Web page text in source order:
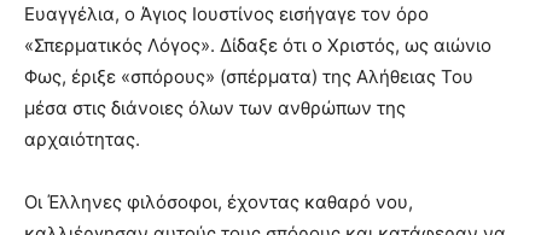
Ευαγγέλια, ο Άγιος Ιουστίνος εισήγαγε τον όρο
«Σπερματικός Λόγος». Δίδαξε ότι ο Χριστός, ως αιώνιο
Φως, έριξε «σπόρους» (σπέρματα) της Αλήθειας Του
μέσα στις διάνοιες όλων των ανθρώπων της
αρχαιότητας.
Οι Έλληνες φιλόσοφοι, έχοντας καθαρό νου,